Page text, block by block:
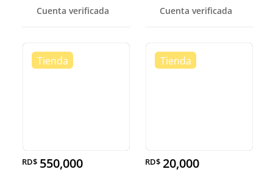
Cuenta verificada Cuenta verificada
RD$ 550,000 RD$ 20,000